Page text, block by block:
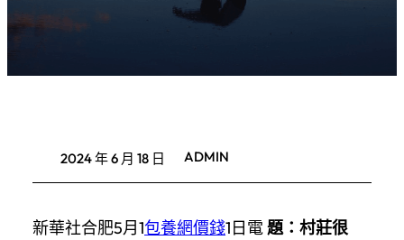
2024 年 6 月 18 日 ADMIN
新華社合肥5月1包養網價錢1日電題：村莊很